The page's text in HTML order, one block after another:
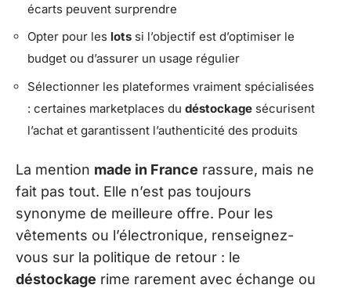
écarts peuvent surprendre
Opter pour les lots si l’objectif est d’optimiser le
budget ou d’assurer un usage régulier
Sélectionner les plateformes vraiment spécialisées
: certaines marketplaces du déstockage sécurisent
l’achat et garantissent l’authenticité des produits
La mention made in France rassure, mais ne
fait pas tout. Elle n’est pas toujours
synonyme de meilleure offre. Pour les
vêtements ou l’électronique, renseignez-
vous sur la politique de retour : le
déstockage rime rarement avec échange ou